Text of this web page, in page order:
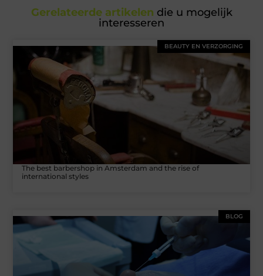
Gerelateerde artikelen die u mogelijk
interesseren
BEAUTY EN VERZORGING
The best barbershop in Amsterdam and the rise of
international styles
BLOG